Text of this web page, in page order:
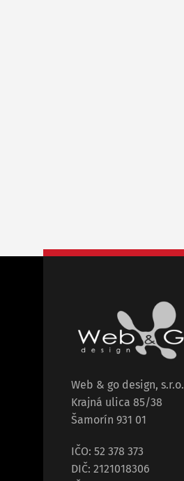
Web & go design, s.r.o.
Krajná ulica 85/38
Šamorín 931 01
IČO: 52 378 373
DIČ: 2121018306